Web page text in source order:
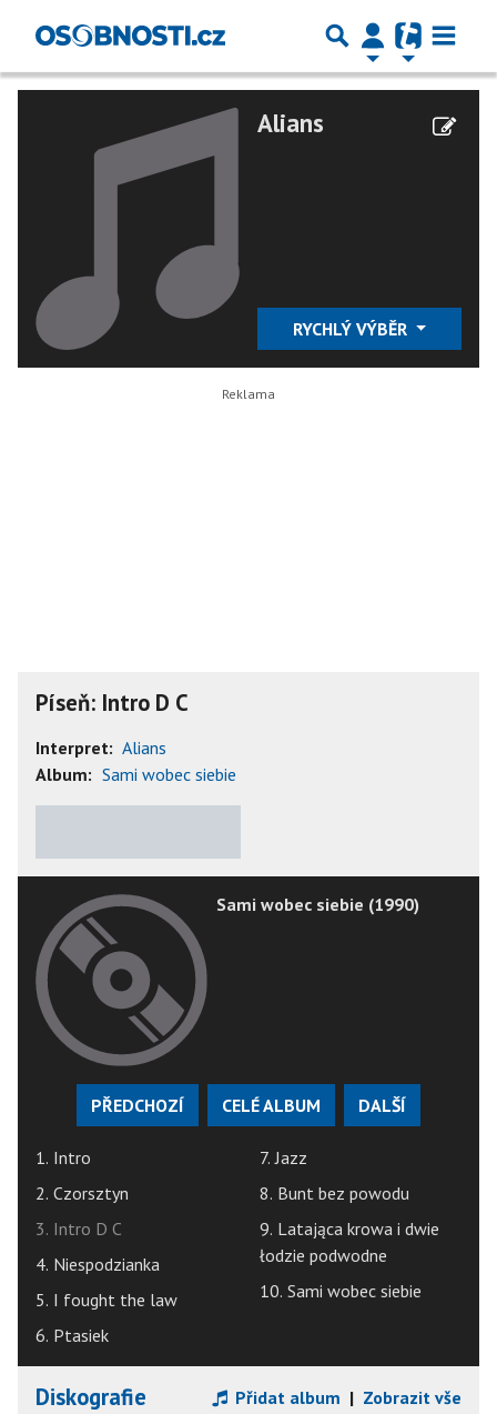
Alians
RYCHLÝ VÝBĚR
Píseň: Intro D C
Interpret: Alians
Album: Sami wobec siebie
Sami wobec siebie (1990)
PŘEDCHOZÍ CELÉ ALBUM DALŠÍ
1. Intro
2. Czorsztyn
3. Intro D C
4. Niespodzianka
5. I fought the law
6. Ptasiek
7. Jazz
8. Bunt bez powodu
9. Latająca krowa i dwie
łodzie podwodne
10. Sami wobec siebie
Diskografie Přidat album | Zobrazit vše